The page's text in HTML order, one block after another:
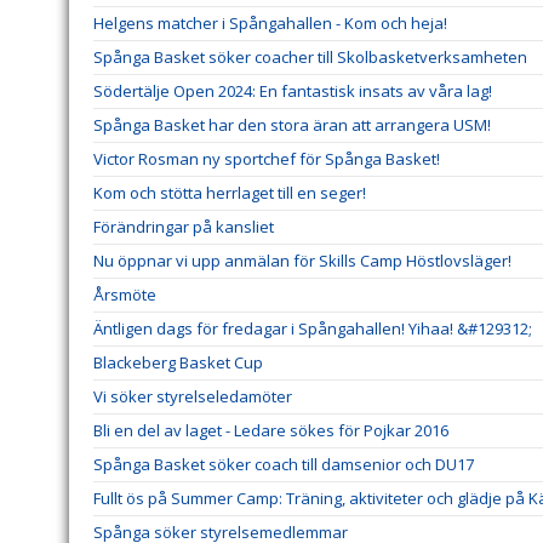
Helgens matcher i Spångahallen - Kom och heja!
Spånga Basket söker coacher till Skolbasketverksamheten
Södertälje Open 2024: En fantastisk insats av våra lag!
Spånga Basket har den stora äran att arrangera USM!
Victor Rosman ny sportchef för Spånga Basket!
Kom och stötta herrlaget till en seger!
Förändringar på kansliet
Nu öppnar vi upp anmälan för Skills Camp Höstlovsläger!
Årsmöte
Äntligen dags för fredagar i Spångahallen! Yihaa! &#129312;
Blackeberg Basket Cup
Vi söker styrelseledamöter
Bli en del av laget - Ledare sökes för Pojkar 2016
Spånga Basket söker coach till damsenior och DU17
Fullt ös på Summer Camp: Träning, aktiviteter och glädje på
Spånga söker styrelsemedlemmar